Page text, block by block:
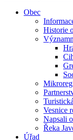
Obec
Historie
Vesnice
Napsali
Řeka
Úřad